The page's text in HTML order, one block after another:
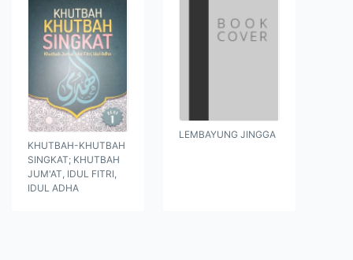
KHUTBAH-KHUTBAH
SINGKAT; KHUTBAH
JUM'AT, IDUL FITRI,
IDUL ADHA
LEMBAYUNG JINGGA